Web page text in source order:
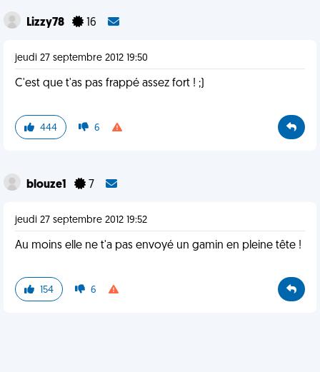
Lizzy78 16
jeudi 27 septembre 2012 19:50
C'est que t'as pas frappé assez fort ! ;)
444 6
blouze1 7
jeudi 27 septembre 2012 19:52
Au moins elle ne t'a pas envoyé un gamin en pleine tête !
154 6